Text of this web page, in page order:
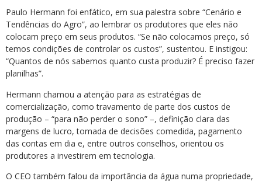
Paulo Hermann foi enfático, em sua palestra sobre “Cenário e
Tendências do Agro”, ao lembrar os produtores que eles não
colocam preço em seus produtos. “Se não colocamos preço, só
temos condições de controlar os custos”, sustentou. E instigou:
“Quantos de nós sabemos quanto custa produzir? É preciso fazer
planilhas”.
Hermann chamou a atenção para as estratégias de
comercialização, como travamento de parte dos custos de
produção – “para não perder o sono” –, definição clara das
margens de lucro, tomada de decisões comedida, pagamento
das contas em dia e, entre outros conselhos, orientou os
produtores a investirem em tecnologia.
O CEO também falou da importância da água numa propriedade,